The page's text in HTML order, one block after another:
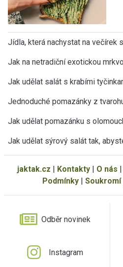
Jídla, která nachystat na večírek
Jak na netradiční exotickou
Jak udělat salát s krabími
Jednoduché pomazánky z
Jak udělat pomazánku s
Jak udělat sýrový salát tak,
jaktak.cz | Kontakty| O nás |
Podmínky| Soukromí
Odběr novinek
Instagram